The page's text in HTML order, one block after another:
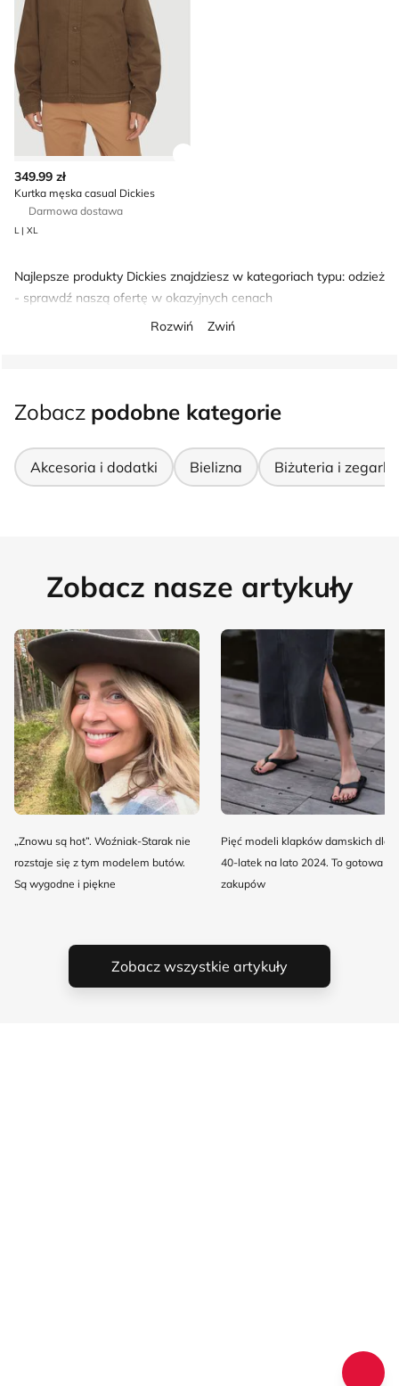
349.99 zł
Kurtka męska casual Dickies
Darmowa dostawa
L | XL
Najlepsze produkty Dickies znajdziesz w kategoriach typu: odzież
- sprawdź naszą ofertę w okazyjnych cenach
Rozwiń
Zwiń
Zobacz podobne kategorie
Akcesoria i dodatki Bielizna Biżuteria i zegarki
Zobacz nasze artykuły
„Znowu są hot”. Woźniak-Starak nie
rozstaje się z tym modelem butów.
Są wygodne i piękne
Pięć modeli klapków damskich dla
40-latek na lato 2024. To gotowa
zakupów
Zobacz wszystkie artykuły